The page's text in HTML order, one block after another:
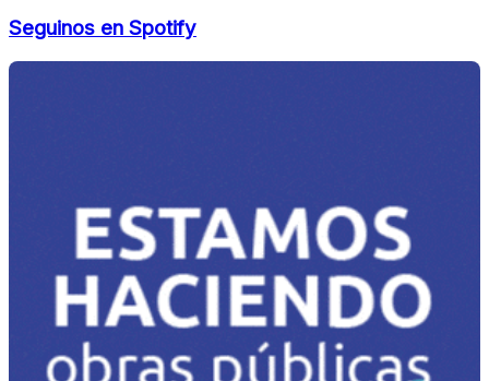
Seguinos en Spotify